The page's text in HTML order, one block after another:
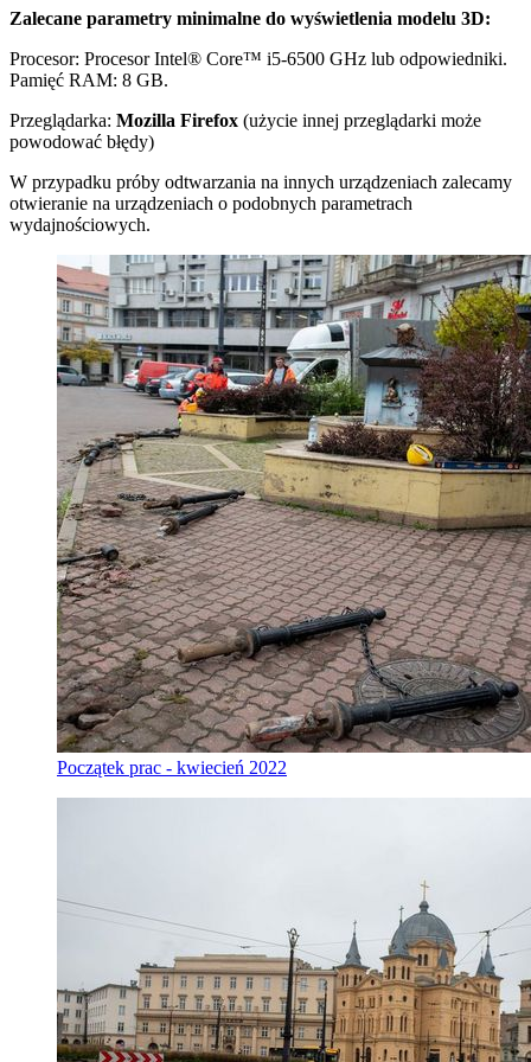
Zalecane parametry minimalne do wyświetlenia modelu 3D:
Procesor: Procesor Intel® Core™ i5-6500 GHz lub odpowiedniki.
Pamięć RAM: 8 GB.
Przeglądarka: Mozilla Firefox (użycie innej przeglądarki może
powodować błędy)
W przypadku próby odtwarzania na innych urządzeniach zalecamy
otwieranie na urządzeniach o podobnych parametrach
wydajnościowych.
Początek prac - kwiecień 2022